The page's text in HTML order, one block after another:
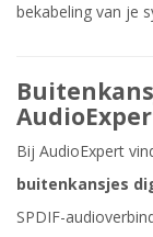
bekabeling van je
Bij AudioExpert
buitenkansjes
SPDIF-